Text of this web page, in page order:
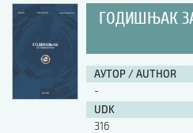
ГОДИШЊАК
АУТОР / AUTHOR
-
UDK
316